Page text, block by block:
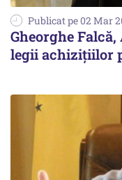
Publicat pe 02 Mar
Gheorghe
legii achiziţiilor